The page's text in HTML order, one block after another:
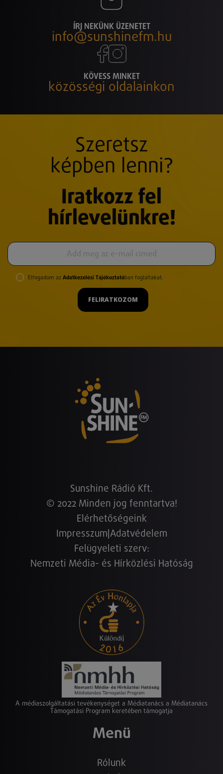
ÍRJ NEKÜNK ÜZENETET
info@sunshinefm.hu
KÖVESS MINKET
közösségi oldalainkon
Szeretsz
képben lenni?
Iratkozz fel
hírlevelünkre!
Elfogadom az Adatkezelési Tájékoztatóban foglaltakat.
FELIRATKOZOM
Sunshine Rádió Kft.
© 2022 Minden jog fenntartva!
Elérhetőségeink
Impresszum Adatvédelem
Felügyeleti szerv:
Nemzeti Média- és Hírközlési Hatóság
A médiaszolgáltatási tevékenységet a Médiatanács a Médiatanács
Támogatási Program keretében támogatja
Menü
Rólunk